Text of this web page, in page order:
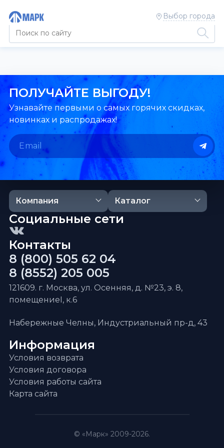
Выбор города
ПОЛУЧАЙТЕ ВЫГОДУ!
Узнавайте первыми о самых горячих скидках,
новинках и распродажах!
Компания Каталог
Информация
Условия возврата
Условия договора
Условия работы сайта
Карта сайта
Контакты
8 (800) 505 62 04
8 (8552) 205 005
121609. г. Москва, ул. Осенняя, д. №23, э. 8,
помещениеI, к.6
Набережные Челны, Индустриальный пр-д, 43
Социальные сети
© «Марк» 2009-2026.